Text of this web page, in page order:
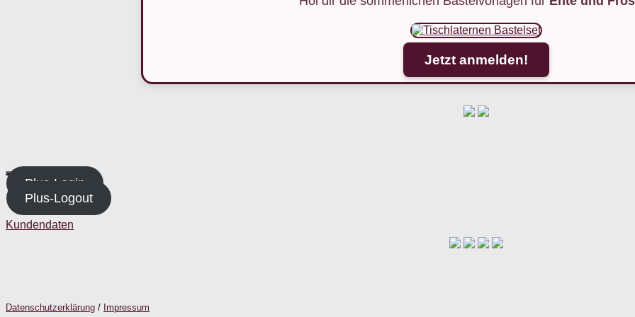
Jetzt anmelden!
Plus-Login
Plus-Logout
Kundendaten
Datenschutzerklärung / Impressum